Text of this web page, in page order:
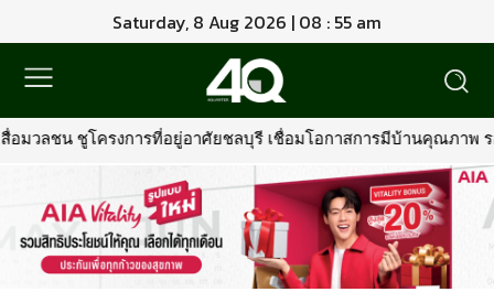
Saturday, 8 Aug 2026 | 08 : 55 am
ลบุรี เชื่อมโอกาสการมีบ้านคุณภาพ รองรับการเติบโตพื้นที่ EEC